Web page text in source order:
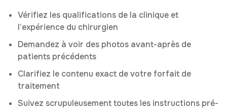
Vérifiez les qualifications de la clinique et
l’expérience du chirurgien
Demandez à voir des photos avant-après de
patients précédents
Clarifiez le contenu exact de votre forfait de
traitement
Suivez scrupuleusement toutes les instructions pré-